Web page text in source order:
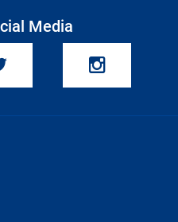
Media